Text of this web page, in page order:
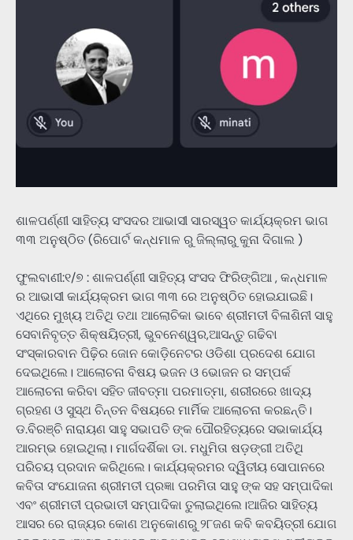
ଶାଳପର୍ଣ୍ଣୀ ସାହିତ୍ୟ ସଂସଦର ଆଭାସୀ ସାରସ୍ୱତ କାର୍ଯ୍ୟକ୍ରମ ଭାଗ
୩୩ ଅନୁଷ୍ଠିତ (ରିପୋର୍ଟ କନ୍ଧମାଳ ରୁ ଜିଲ୍ଲାରୁ କୁନା ଦିଗାଲ )
ଫୁଲବାଣୀ:୧/୭ : ଶାଳପର୍ଣ୍ଣୀ ସାହିତ୍ୟ ସଂସଦ ଫିରିଙ୍ଗିଆ , କନ୍ଧମାଳ
ର ଆଭାସୀ କାର୍ଯ୍ୟକ୍ରମ ଭାଗ ୩୩ ରେ ଅନୁଷ୍ଠିତ ହୋଇଯାଇଛି।
ଏଥିରେ ମୁଖ୍ୟ ଅତିଥି ତଥା ଆଲୋଚିକା ଭାବେ ଶ୍ରୀମତୀ ବିଳାଶିନୀ ସାହୁ
ସେବାନିବୃତ୍ତ ଶିକ୍ଷୟିତ୍ରୀ, ଭୁବନେଶ୍ୱର,ଆସନ୍ତୁ ଗଢିବା
ସଂସ୍କାରବାନ ପିଢ଼ିର ଜୋନ କୋଡ଼ିନେଟର ଓଡିଶା ପ୍ରଦେଶ ଯୋଗ
ଦେଇଥିଲେ। ଆଲୋଚନା ବିଷୟ ଭଜନ ଓ ଭୋଜନ ର ସମ୍ପର୍କ
ଆଲୋଚନା କରିବା ସହିତ ଜୀବତ୍ମା ପରମାତ୍ମା, ଶରୀରରେ ଖାଦ୍ୟ
ଗ୍ରହଣ ଓ ସୁସ୍ଥ ଚିନ୍ତନ ବିଷୟରେ ମାର୍ମିକ ଆଲୋଚନା କରଛନ୍ତି।
ଡ.ବିରଞ୍ଚି ନାରାୟଣ ସାହୁ ସଭାପତି ଙ୍କ ପୌରହିତ୍ୟରେ ସଭାକାର୍ଯ୍ୟ
ଆରମ୍ଭ ହୋଇଥିଲା। ମାର୍ଗଦର୍ଶିକା ଡା. ମଧୁମିତା ଷଡ଼ଙ୍ଗୀ ଅତିଥି
ପରିଚୟ ପ୍ରଦାନ କରିଥିଲେ। କାର୍ଯ୍ୟକ୍ରମର ଦ୍ୱିତୀୟ ସୋପାନରେ
କବିତା ସଂଯୋଜନା ଶ୍ରୀମତୀ ପ୍ରଜ୍ଞା ପରମିତା ସାହୁ ଙ୍କ ସହ ସମ୍ପାଦିକା
ଏବଂ ଶ୍ରୀମତୀ ପ୍ରଭାତୀ ସମ୍ପାଦିକା ତୁଲାଇଥିଲେ।ଆଜିର ସାହିତ୍ୟ
ଆସର ରେ ରାଜ୍ୟର କୋଣ ଅନୁକୋଣରୁ ୨୮ଜଣ କବି କବୟିତ୍ରୀ ଯୋଗ